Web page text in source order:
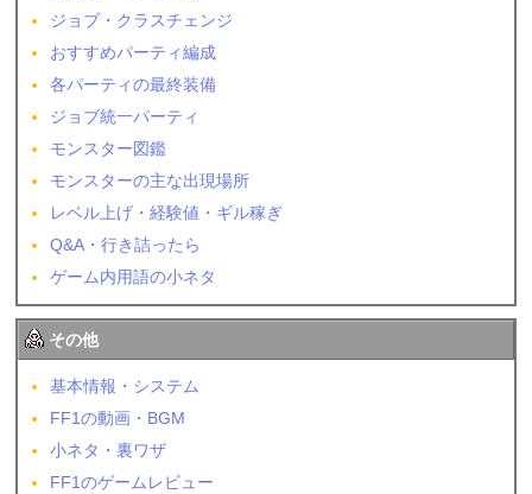
ジョブ・クラスチェンジ
おすすめパーティ編成
各パーティの最終装備
ジョブ統一パーティ
モンスター図鑑
モンスターの主な出現場所
レベル上げ・経験値・ギル稼ぎ
Q&A・行き詰ったら
ゲーム内用語の小ネタ
その他
基本情報・システム
FF1の動画・BGM
小ネタ・裏ワザ
FF1のゲームレビュー